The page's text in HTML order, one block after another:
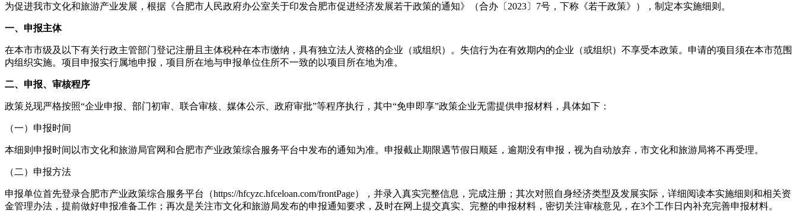
为促进我市文化和旅游产业发展，根据《合肥市人民政府办公室关于印发合肥市促进经济发展若干政策的通知》（合办〔2023〕7号，下称《若干政策》），制定本实施细则。
一、申报主体
在本市市级及以下有关行政主管部门登记注册且主体税种在本市缴纳，具有独立法人资格的企业（或组织）。失信行为在有效期内的企业（或组织）不享受本政策。申请的项目须在本市范围
内组织实施。项目申报实行属地申报，项目所在地与申报单位住所不一致的以项目所在地为准。
二、申报、审核程序
政策兑现严格按照“企业申报、部门初审、联合审核、媒体公示、政府审批”等程序执行，其中“免申即享”政策企业无需提供申报材料，具体如下：
（一）申报时间
本细则申报时间以市文化和旅游局官网和合肥市产业政策综合服务平台中发布的通知为准。申报截止期限遇节假日顺延，逾期没有申报，视为自动放弃，市文化和旅游局将不再受理。
（二）申报方法
申报单位首先登录合肥市产业政策综合服务平台（https://hfcyzc.hfceloan.com/frontPage），并录入真实完整信息，完成注册；其次对照自身经济类型及发展实际，详细阅读本实施细则和相关资
金管理办法，提前做好申报准备工作；再次是关注市文化和旅游局发布的申报通知要求，及时在网上提交真实、完整的申报材料，密切关注审核意见，在3个工作日内补充完善申报材料。